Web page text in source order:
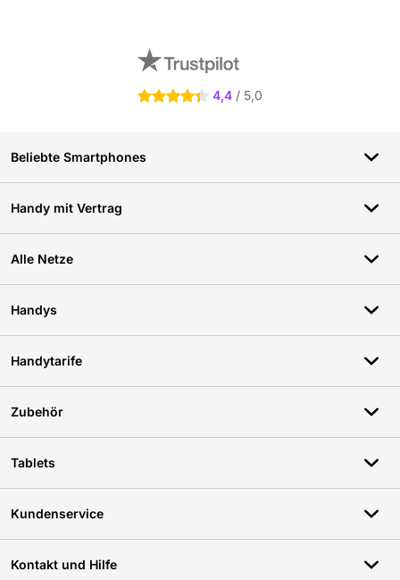
4.4 Sterne 4,4 / 5,0
Beliebte Smartphones
Handy mit Vertrag
Alle Netze
Handys
Handytarife
Zubehör
Tablets
Kundenservice
Kontakt und Hilfe